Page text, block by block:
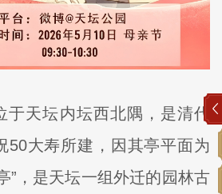
于天坛内坛西北隅，是清代
50大寿所建，因其亭平面为
”，是天坛一组外迁的园林古